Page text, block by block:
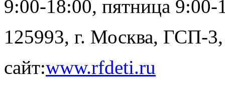
9:00-18:00, пятница
125993, г. Москва, ГСП-
сайт:www.rfdeti.ru